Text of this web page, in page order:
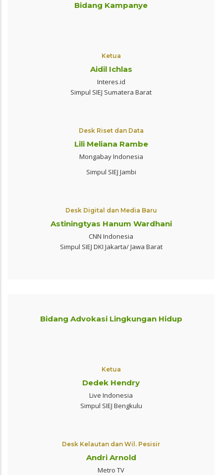
Bidang Kampanye
Ketua
Aidil Ichlas
Interes.id
Simpul SIEJ Sumatera Barat
Desk Riset dan Data
Lili Meliana Rambe
Mongabay Indonesia
Simpul SIEJ Jambi
Desk Digital dan Media Baru
Astiningtyas Hanum Wardhani
CNN Indonesia
Simpul SIEJ DKI Jakarta/ Jawa Barat
Bidang Advokasi Lingkungan Hidup
Ketua
Dedek Hendry
Live Indonesia
Simpul SIEJ Bengkulu
Desk Kelautan dan Wil. Pesisir
Andri Arnold
Metro TV